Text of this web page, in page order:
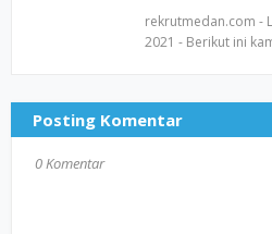
rekrutmedan.com -
2021 - Berikut ini
Posting Komentar
0 Komentar